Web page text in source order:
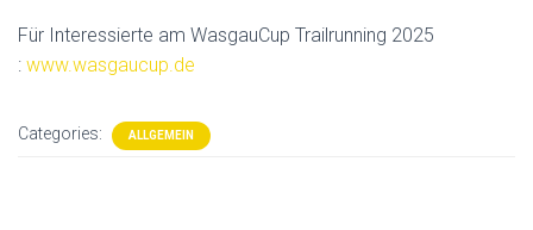
Für Interessierte am WasgauCup Trailrunning 2025
: www.wasgaucup.de
Categories: ALLGEMEIN